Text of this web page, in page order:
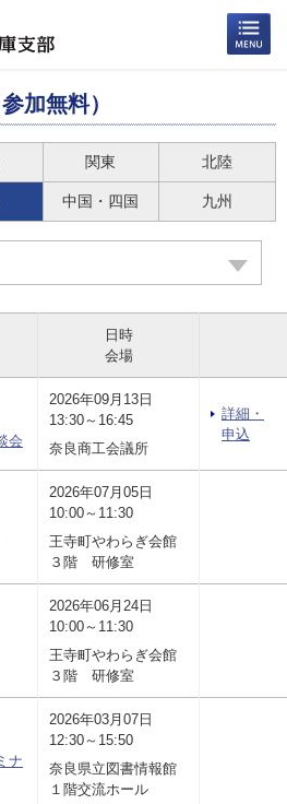
加無料）
関東 北陸
中国・四国 九州
日時
会場
会
2026年09月13日
13:30～16:45
奈良商工会議所
詳細・
申込
2026年07月05日
10:00～11:30
王寺町やわらぎ会館
３階 研修室
2026年06月24日
10:00～11:30
王寺町やわらぎ会館
３階 研修室
ナ
2026年03月07日
12:30～15:50
奈良県立図書情報館
１階交流ホール